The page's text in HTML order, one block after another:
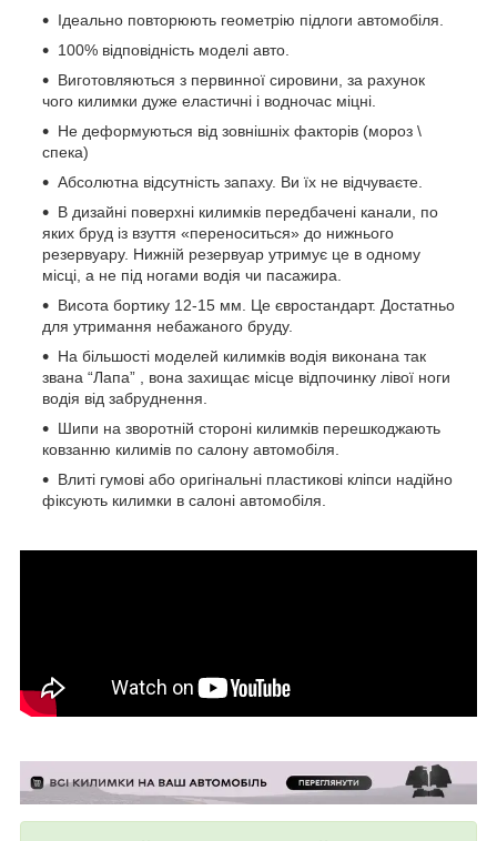
Ідеально повторюють геометрію підлоги автомобіля.
100% відповідність моделі авто.
Виготовляються з первинної сировини, за рахунок
чого килимки дуже еластичні і водночас міцні.
Не деформуються від зовнішніх факторів (мороз \
спека)
Абсолютна відсутність запаху. Ви їх не відчуваєте.
В дизайні поверхні килимків передбачені канали, по
яких бруд із взуття «переноситься» до нижнього
резервуару. Нижній резервуар утримує це в одному
місці, а не під ногами водія чи пасажира.
Висота бортику 12-15 мм. Це євростандарт. Достатньо
для утримання небажаного бруду.
На більшості моделей килимків водія виконана так
звана “Лапа” , вона захищає місце відпочинку лівої ноги
водія від забруднення.
Шипи на зворотній стороні килимків перешкоджають
ковзанню килимів по салону автомобіля.
Влиті гумові або оригінальні пластикові кліпси надійно
фіксують килимки в салоні автомобіля.